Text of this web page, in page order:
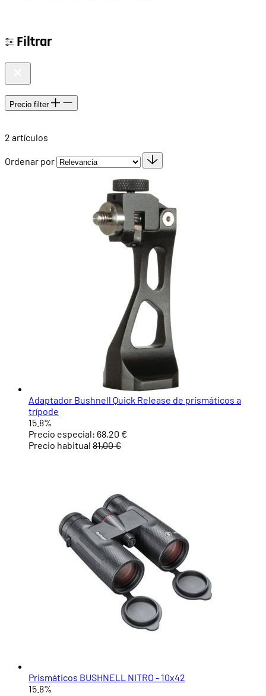
Filtrar
Precio filter
2 artículos
Ordenar por
Adaptador Bushnell Quick Release de prismáticos a
trípode
15.8%
Precio especial: 68,20 €
Precio habitual 81,00 €
Prismáticos BUSHNELL NITRO - 10x42
15.8%